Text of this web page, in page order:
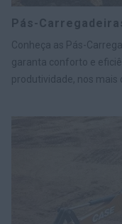
Pás-
Conheça as Pás-
garanta conforto e
produtividade, nos mais